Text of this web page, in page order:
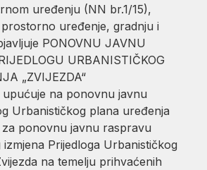
uređenju (NN br.1/15),
uređenje, gradnju i
PONOVNU JAVNU
URBANISTIČKOG
„ZVIJEZDA“
upućuje na ponovnu javnu
Urbanističkog plana uređenja
za ponovnu javnu raspravu
Prijedloga Urbanističkog
na temelju prihvaćenih